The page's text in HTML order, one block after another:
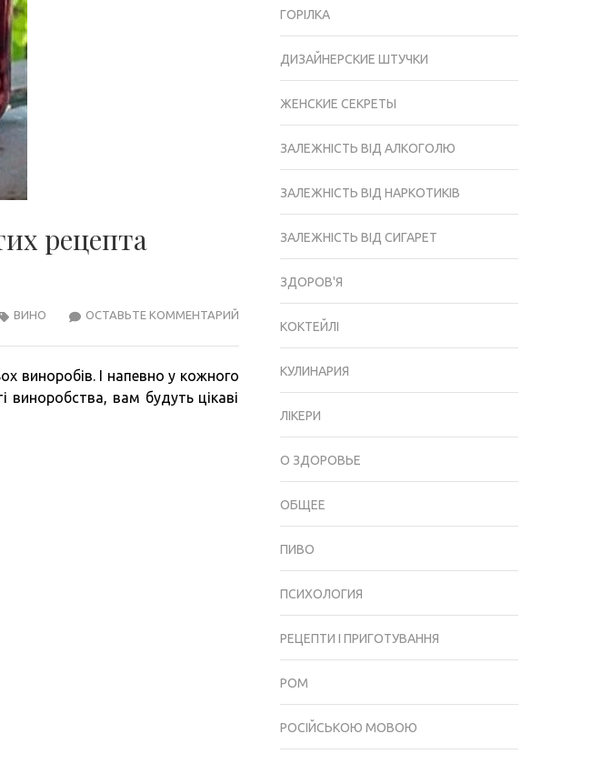
рецепта
ОСТАВЬТЕ КОММЕНТАРИЙ
УМОВАХ:
ПРОСТИХ
ВИШНЕВОГО
ВИНО
виноробів. І напевно у кожного
виноробства, вам будуть цікаві
ГОРІЛКА
ДИЗАЙНЕРСКИЕ ШТУЧКИ
ЖЕНСКИЕ СЕКРЕТЫ
ЗАЛЕЖНІСТЬ ВІД АЛКОГОЛЮ
ЗАЛЕЖНІСТЬ ВІД НАРКОТИКІВ
ЗАЛЕЖНІСТЬ ВІД СИГАРЕТ
ЗДОРОВ'Я
КОКТЕЙЛІ
КУЛИНАРИЯ
ЛІКЕРИ
О ЗДОРОВЬЕ
ОБЩЕЕ
ПИВО
ПСИХОЛОГИЯ
РЕЦЕПТИ І ПРИГОТУВАННЯ
РОМ
РОСІЙСЬКОЮ МОВОЮ